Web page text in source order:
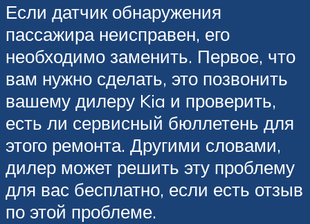
Если датчик обнаружения
пассажира неисправен, его
необходимо заменить. Первое, что
вам нужно сделать, это позвонить
вашему дилеру Kia и проверить,
есть ли сервисный бюллетень для
этого ремонта. Другими словами,
дилер может решить эту проблему
для вас бесплатно, если есть отзыв
по этой проблеме.